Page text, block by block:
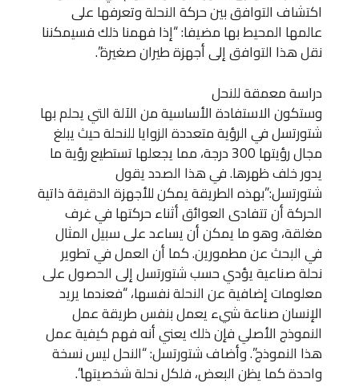
اكتشاف التوافق بين حركة النحلة وتعرفها على
عالمها المحيط بها مضيفا: “إذا فهمنا ذلك فسيمكننا
نقل هذا التوافق إلى أجهزة طيران صغيرة”.
دراسة معمقة للنحل
وستكون الاستفادة الأساسية من الآلة التي يحلم بها
شتورتسل في الرؤية متعددة الزوايا للنحلة حيث يبلغ
مجال رؤيتها 300 درجة، مما يجعلها تستطيع رؤية ما
يدور خلف ظهرها. في هذا الصدد يقول
شتورتسل:”بهذه الطريقة يمكن للأجهزة الدقيقة ذاتية
الحركة أن تتفادى العوائق أثناء حركتها في غرف
مغلقة، وهو ما يمكن أن يساعد على سبيل المثال
في البحث عن مطمورين. كما أن العمل في تطوير
نحلة صناعية يؤدي حسب شتورتسل إلى الحصول على
معلومات إضافية عن النحلة نفسها، “فعندما يريد
الإنسان صناعة شيء يعمل بنفس طريقة عمل
النموذج الأصلي فإن ذلك يعني أنه فهم كيفية عمل
هذا النموذج”. وأضاف شتورتسل: “النحل ليس نسخة
واحدة كما يظن البعض، فلكل نحلة شخصيتها”.